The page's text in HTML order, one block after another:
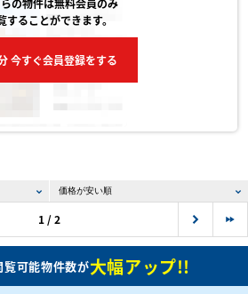
することができます。
今すぐ会員登録をする
1 / 2
覧可能物件数が大幅アップ!!